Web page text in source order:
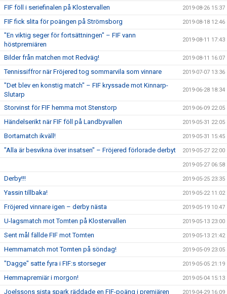
FIF föll i seriefinalen på Klostervallen 2019-08-26 15:37
FIF fick slita för poängen på Strömsborg 2019-08-18 12:46
"En viktig seger för fortsättningen" – FIF vann
höstpremiären
2019-08-11 17:43
Bilder från matchen mot Redväg! 2019-08-11 16:07
Tennissiffror när Fröjered tog sommarvila som vinnare 2019-07-07 13:36
"Det blev en konstig match" – FIF kryssade mot Kinnarp-
Slutarp
2019-06-28 18:34
Storvinst för FIF hemma mot Stenstorp 2019-06-09 22:05
Händelserikt när FIF föll på Landbyvallen 2019-05-31 22:05
Bortamatch ikväll! 2019-05-31 15:45
"Alla är besvikna över insatsen" – Fröjered förlorade derbyt 2019-05-27 22:00
2019-05-27 06:58
Derby!!! 2019-05-25 23:35
Yassin tillbaka! 2019-05-22 11:02
Fröjered vinnare igen – derby nästa 2019-05-19 10:47
U-lagsmatch mot Tomten på Klostervallen 2019-05-13 23:00
Sent mål fällde FIF mot Tomten 2019-05-13 21:42
Hemmamatch mot Tomten på söndag! 2019-05-09 23:05
"Dagge" satte fyra i FIF:s storseger 2019-05-05 21:19
Hemmapremiär i morgon! 2019-05-04 15:13
Joelssons sista spark räddade en FIF-poäng i premiären 2019-04-29 16:09